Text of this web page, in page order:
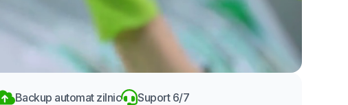
Backup automat zilnic Suport 6/7